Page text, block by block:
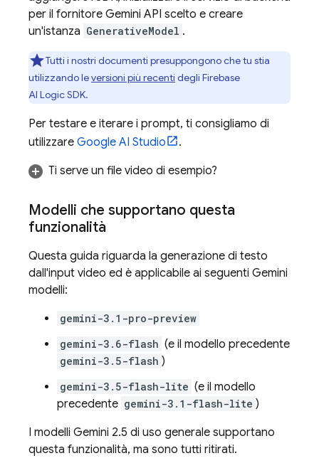
per il fornitore Gemini API scelto e creare
un'istanza GenerativeModel .
Tutti i nostri documenti presuppongono che tu stia
utilizzando leversioni più recenti degli Firebase
AI LogicSDK.
Per testare e iterare i prompt, ti consigliamo di
utilizzare Google AI Studio
.
Ti serve un file video di esempio?
Modelli che supportano questa
funzionalità
Questa guida riguarda la generazione di testo
dall'input video ed è applicabile ai seguenti Gemini
modelli:
gemini-3.1-pro-preview
gemini-3.6-flash (e il modello precedente
gemini-3.5-flash )
gemini-3.5-flash-lite (e il modello
precedente gemini-3.1-flash-lite )
I modelli Gemini 2.5 di uso generale supportano
questa funzionalità, ma sono tutti ritirati.